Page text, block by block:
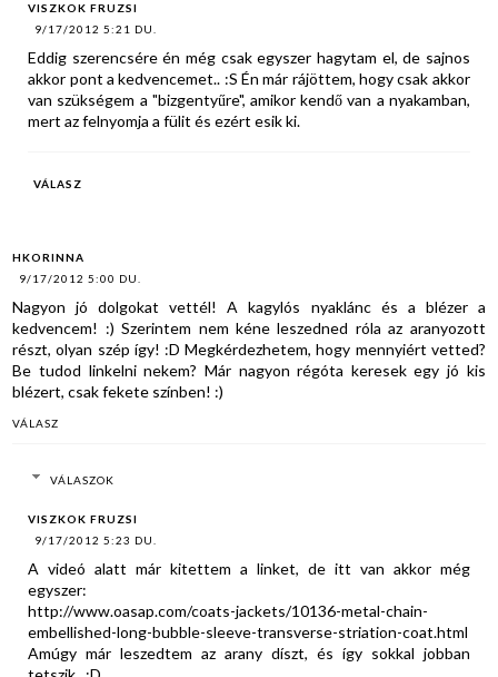
VISZKOK FRUZSI
9/17/2012 5:21 DU.
Eddig szerencsére én még csak egyszer hagytam el, de sajnos
akkor pont a kedvencemet.. :S Én már rájöttem, hogy csak akkor
van szükségem a "bizgentyűre", amikor kendő van a nyakamban,
mert az felnyomja a fülit és ezért esik ki.
VÁLASZ
HKORINNA
9/17/2012 5:00 DU.
Nagyon jó dolgokat vettél! A kagylós nyaklánc és a blézer a
kedvencem! :) Szerintem nem kéne leszedned róla az aranyozott
részt, olyan szép így! :D Megkérdezhetem, hogy mennyiért vetted?
Be tudod linkelni nekem? Már nagyon régóta keresek egy jó kis
blézert, csak fekete színben! :)
VÁLASZ
VÁLASZOK
VISZKOK FRUZSI
9/17/2012 5:23 DU.
A videó alatt már kitettem a linket, de itt van akkor még
egyszer:
http://www.oasap.com/coats-jackets/10136-metal-chain-
embellished-long-bubble-sleeve-transverse-striation-coat.html
Amúgy már leszedtem az arany díszt, és így sokkal jobban